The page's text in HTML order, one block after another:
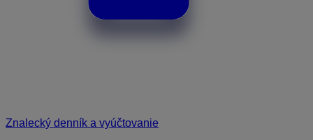
Znalecký denník a vyúčtovanie